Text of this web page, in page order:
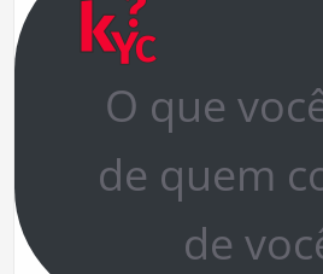
O que
de quem
de